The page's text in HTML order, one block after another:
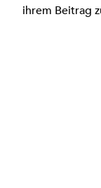
ihrem Beitrag